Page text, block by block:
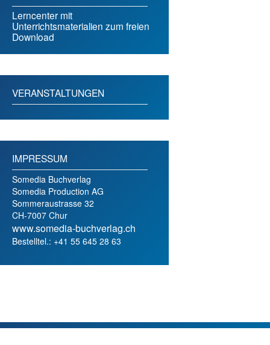
Lerncenter mit
Unterrichtsmaterialien zum freien
Download
VERANSTALTUNGEN
IMPRESSUM
Somedia Buchverlag
Somedia Production AG
Sommeraustrasse 32
CH-7007 Chur
www.somedia-buchverlag.ch
Bestelltel.: +41 55 645 28 63